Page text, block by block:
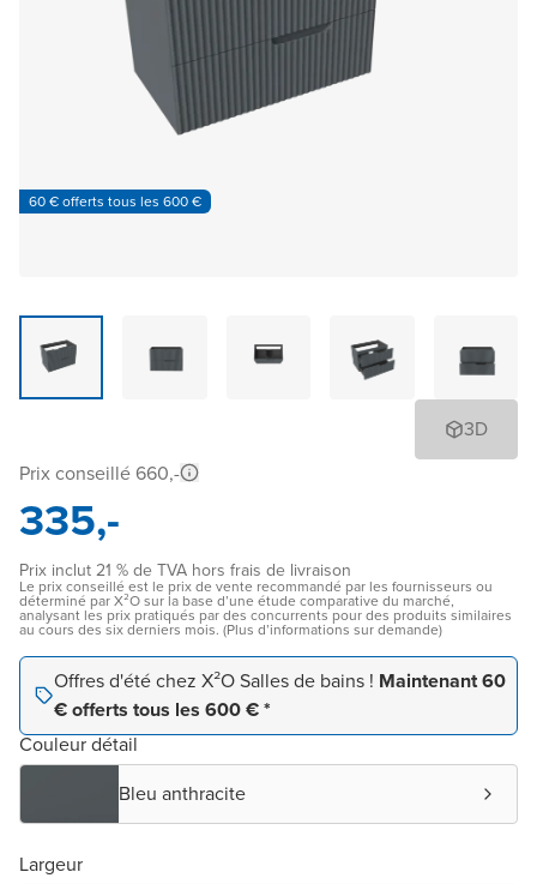
60 € offerts tous les 600 €
3D
Prix conseillé 660,-
335,-
Prix inclut 21 % de TVA hors frais de livraison
Le prix conseillé est le prix de vente recommandé par les fournisseurs ou
déterminé par X²O sur la base d’une étude comparative du marché,
analysant les prix pratiqués par des concurrents pour des produits similaires
au cours des six derniers mois. (Plus d’informations sur demande)
Offres d'été chez X²O Salles de bains ! Maintenant 60
€ offerts tous les 600 € *
Couleur détail
Bleu anthracite
Largeur